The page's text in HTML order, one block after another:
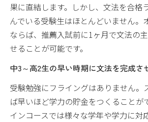
果に直結します。しかし、文法を合格
んでいる受験生はほとんどいません。
ならば、推薦入試前に1ヶ月で文法の
せることが可能です。
中3～高2生の早い時期に文法を完成さ
受験勉強にフライングはありません。
ば早いほど学力の貯金をつくることが
インコースでは様々な学年や学力に対